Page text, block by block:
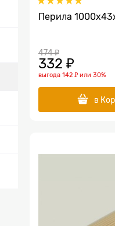
Перила
474 ₽
332 ₽
выгода 142 ₽ или 30%
в